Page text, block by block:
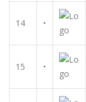
14 •
15 •